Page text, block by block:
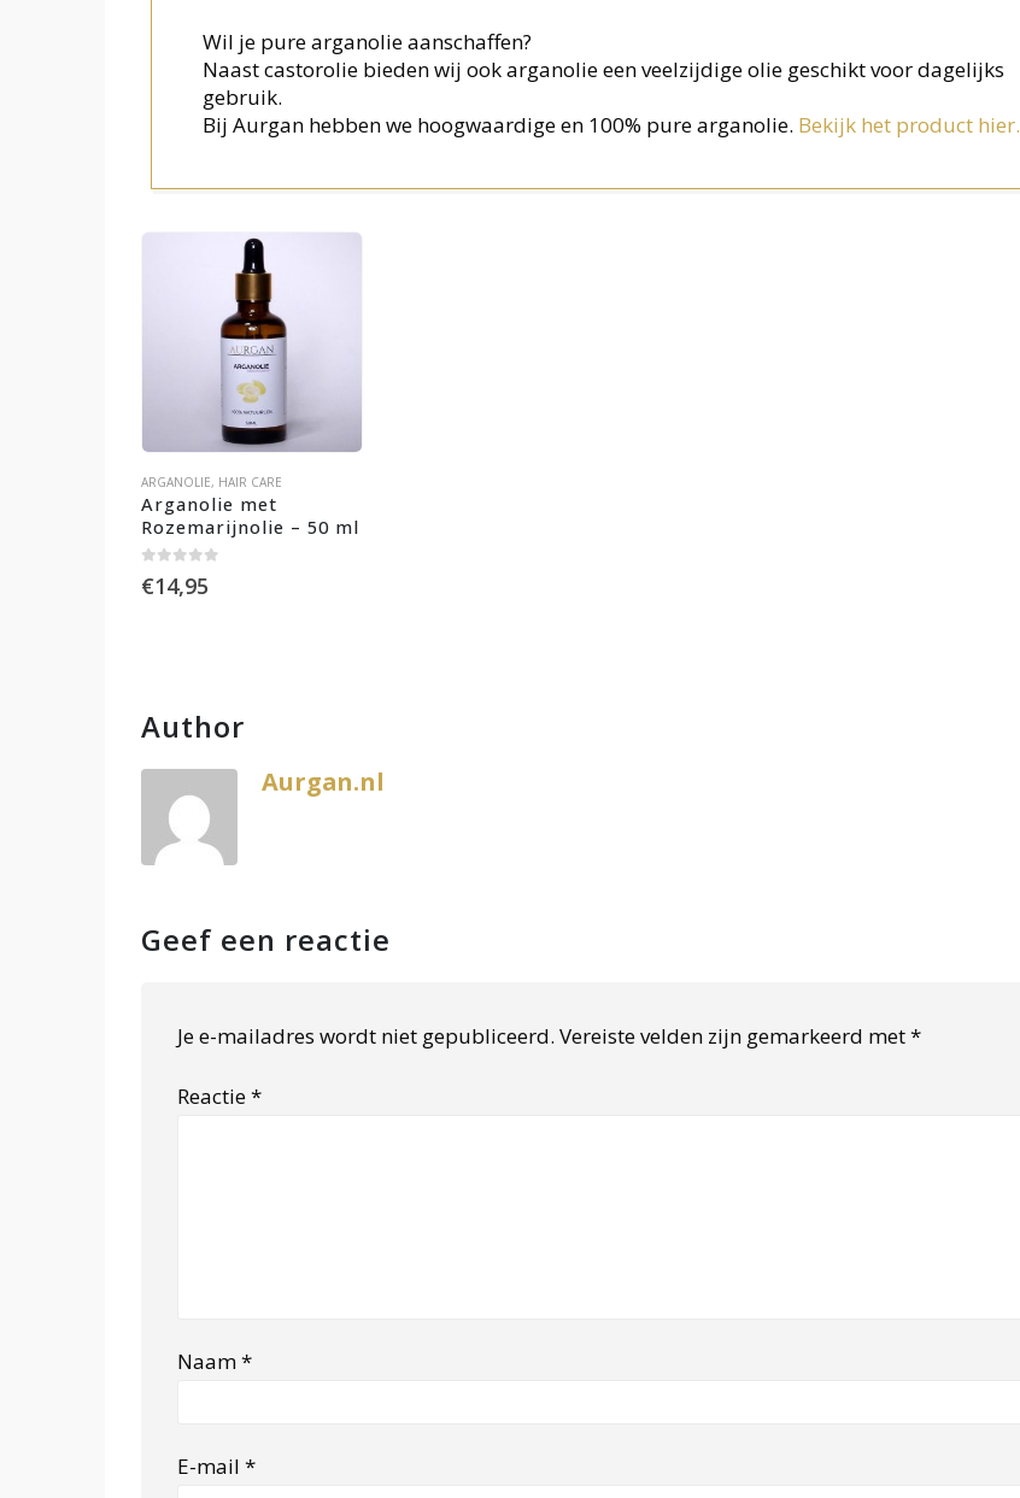
Wil je pure arganolie aanschaffen?
Naast castorolie bieden wij ook arganolie een veelzijdige olie geschikt voor dagelijks
gebruik.
Bij Aurgan hebben we hoogwaardige en 100% pure arganolie. Bekijk het product hier.
ARGANOLIE, HAIR CARE
Arganolie met
Rozemarijnolie – 50 ml
€14,95
Author
Aurgan.nl
Geef een reactie
Je e-mailadres wordt niet gepubliceerd. Vereiste velden zijn gemarkeerd met*
Reactie*
Naam*
E-mail *